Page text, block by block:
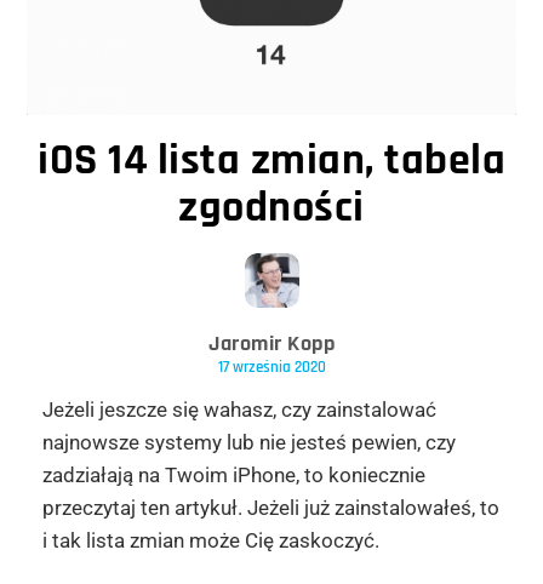
iOS 14 lista zmian, tabela
zgodności
Jaromir Kopp
17 września 2020
Jeżeli jeszcze się wahasz, czy zainstalować
najnowsze systemy lub nie jesteś pewien, czy
zadziałają na Twoim iPhone, to koniecznie
przeczytaj ten artykuł. Jeżeli już zainstalowałeś, to
i tak lista zmian może Cię zaskoczyć.